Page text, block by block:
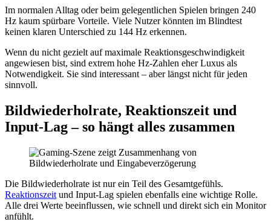
Im normalen Alltag oder beim gelegentlichen Spielen bringen 240
Hz kaum spürbare Vorteile. Viele Nutzer könnten im Blindtest
keinen klaren Unterschied zu 144 Hz erkennen.
Wenn du nicht gezielt auf maximale Reaktionsgeschwindigkeit
angewiesen bist, sind extrem hohe Hz-Zahlen eher Luxus als
Notwendigkeit. Sie sind interessant – aber längst nicht für jeden
sinnvoll.
Bildwiederholrate, Reaktionszeit und
Input-Lag – so hängt alles zusammen
Die Bildwiederholrate ist nur ein Teil des Gesamtgefühls.
Reaktionszeit und Input-Lag spielen ebenfalls eine wichtige Rolle.
Alle drei Werte beeinflussen, wie schnell und direkt sich ein Monitor
anfühlt.